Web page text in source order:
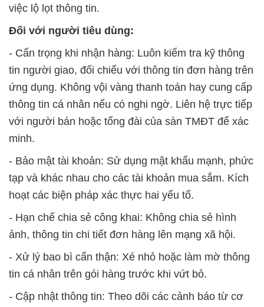
việc lộ lọt thông tin.
Đối với người tiêu dùng:
- Cẩn trọng khi nhận hàng: Luôn kiểm tra kỹ thông
tin người giao, đối chiếu với thông tin đơn hàng trên
ứng dụng. Không vội vàng thanh toán hay cung cấp
thông tin cá nhân nếu có nghi ngờ. Liên hệ trực tiếp
với người bán hoặc tổng đài của sàn TMĐT để xác
minh.
- Bảo mật tài khoản: Sử dụng mật khẩu mạnh, phức
tạp và khác nhau cho các tài khoản mua sắm. Kích
hoạt các biện pháp xác thực hai yếu tố.
- Hạn chế chia sẻ công khai: Không chia sẻ hình
ảnh, thông tin chi tiết đơn hàng lên mạng xã hội.
- Xử lý bao bì cẩn thận: Xé nhỏ hoặc làm mờ thông
tin cá nhân trên gói hàng trước khi vứt bỏ.
- Cập nhật thông tin: Theo dõi các cảnh báo từ cơ